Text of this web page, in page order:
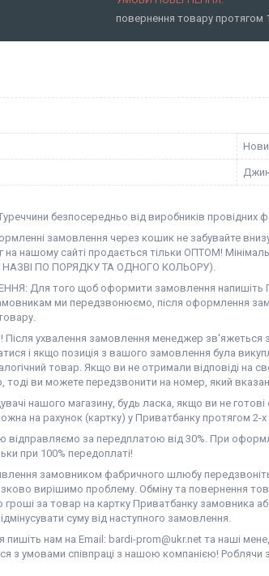
повернення товару протягом
безпосередньо від виробників провідних
замовлення через кошик не забувайте
нашому сайті продається тільки ОПТОМ!
НАЗВІ ПО ПОРЯДКУ ТА ОДНОГО КОЛЬОРУ).
Для того щоб оформити замовлення напишіть
ми передзвонюємо, після оформлення
ухвалення замовлення менеджер зв'яжеться з
і якщо позиція з вашого замовлення була
товар. Якщо ви не отримали відповіді на
тоді ви можете передзвонити на номер, який
нашого магазину, будь ласка, якщо ви не
на рахунок (картку) у Приватбанку протягом 2-х
за передплатою від 30%. При
при 100% передоплаті!
замовником фабричного шлюбу
вирішимо проблему. Обміну та повернення
гроші за товар на картку Приватбанку замовника
суму від наступного замовлення.
пишіть нам на Email: bardi-prom@ukr.net та наші
з умовами співпраці з нашою компанією!